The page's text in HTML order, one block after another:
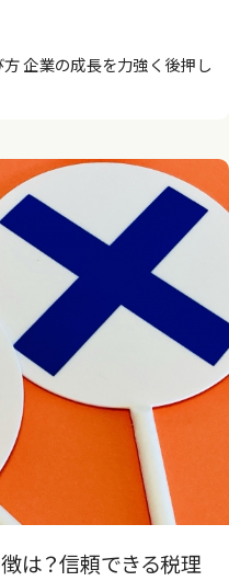
企業の成長を力強く後押し
は？信頼できる税理